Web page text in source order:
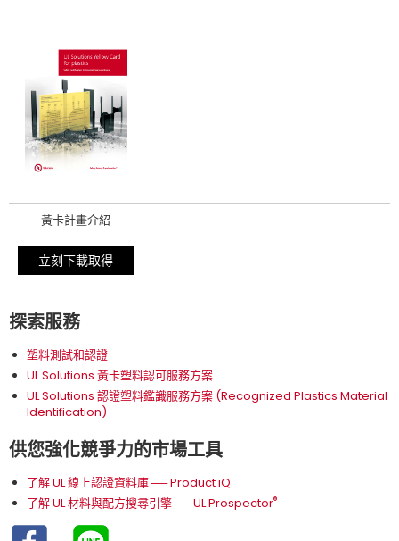
黃卡計畫介紹
立刻下載取得
探索服務
塑料測試和認證
UL Solutions 黃卡塑料認可服務方案
UL Solutions 認證塑料鑑識服務方案 (Recognized Plastics Material
Identification)
供您強化競爭力的市場工具
了解 UL 線上認證資料庫 ── Product iQ
了解 UL 材料與配方搜尋引擎 ── UL Prospector®